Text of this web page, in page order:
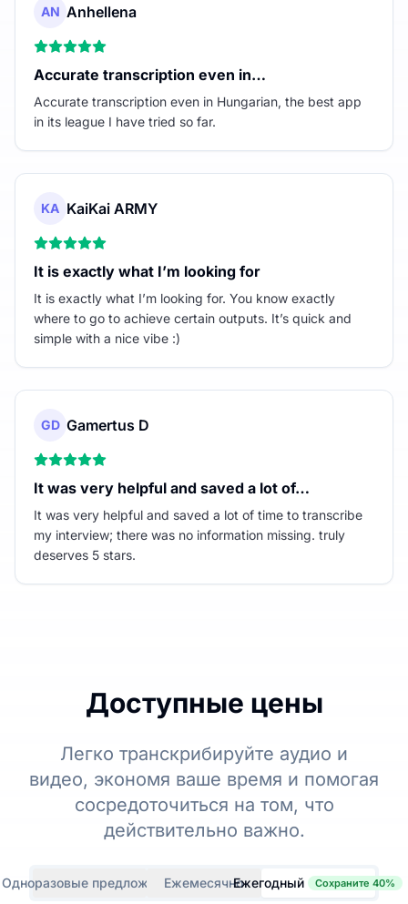
AN Anhellena
Accurate transcription even in…
Accurate transcription even in Hungarian, the best app
in its league I have tried so far.
KA KaiKai ARMY
It is exactly what I’m looking for
It is exactly what I’m looking for. You know exactly
where to go to achieve certain outputs. It’s quick and
simple with a nice vibe :)
GD Gamertus D
It was very helpful and saved a lot of…
It was very helpful and saved a lot of time to transcribe
my interview; there was no information missing. truly
deserves 5 stars.
Доступные цены
Легко транскрибируйте аудио и
видео, экономя ваше время и помогая
сосредоточиться на том, что
действительно важно.
Одноразовые предложенияЕжемесячноЕжегодный Сохраните 40%